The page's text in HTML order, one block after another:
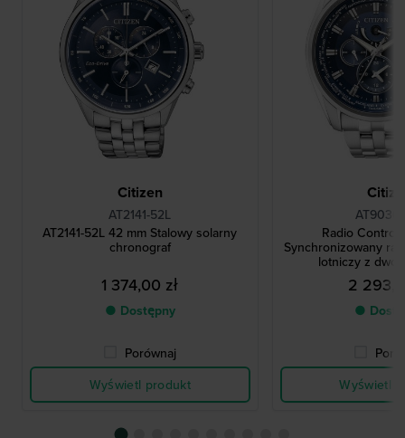
Citizen
AT2141-52L
AT2141-52L 42 mm Stalowy solarny
chronograf
1 374,00 zł
● Dostępny
Porównaj
Wyświetl produkt
Radio
Synchronizowany
lotniczy z
2
●
Wyświetl